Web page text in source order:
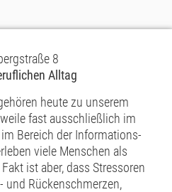
8
Alltag
heute zu unserem
fast ausschließlich im
Bereich der Informations-
viele Menschen als
ist aber, dass Stressoren
und Rückenschmerzen,